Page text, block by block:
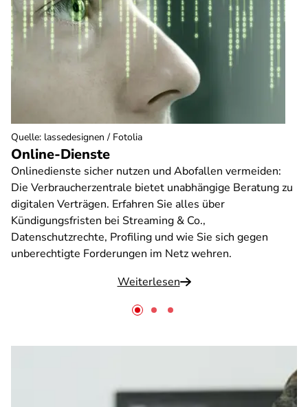
Online-Dienste
Onlinedienste sicher nutzen und Abofallen vermeiden:
Die Verbraucherzentrale bietet unabhängige Beratung zu
digitalen Verträgen. Erfahren Sie alles über
Kündigungsfristen bei Streaming & Co.,
Datenschutzrechte, Profiling und wie Sie sich gegen
unberechtigte Forderungen im Netz wehren.
Weiterlesen
Quelle: lassedesignen / Fotolia